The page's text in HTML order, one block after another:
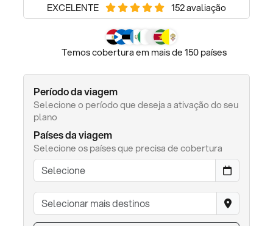
EXCELENTE 152 avaliação
Temos cobertura em mais de 150 países
Período da viagem
Selecione o período que deseja a ativação do seu
plano
Países da viagem
Selecione os países que precisa de cobertura